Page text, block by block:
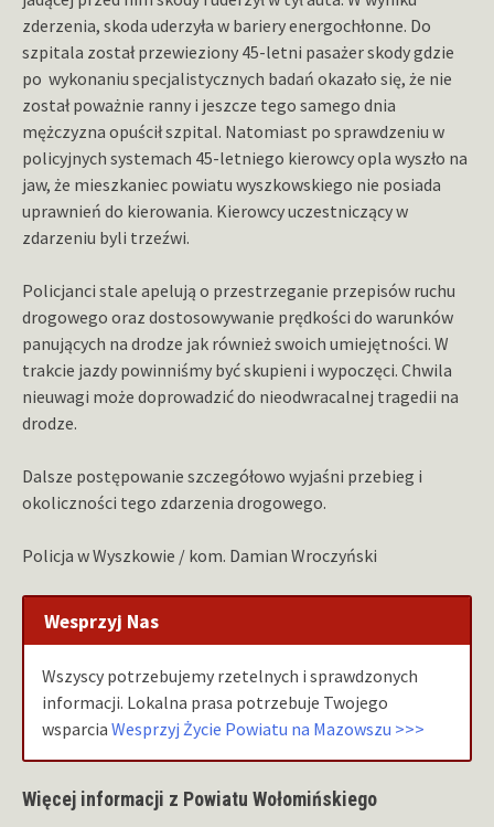
zderzenia, skoda uderzyła w bariery energochłonne. Do
szpitala został przewieziony 45-letni pasażer skody gdzie
po wykonaniu specjalistycznych badań okazało się, że nie
został poważnie ranny i jeszcze tego samego dnia
mężczyzna opuścił szpital. Natomiast po sprawdzeniu w
policyjnych systemach 45-letniego kierowcy opla wyszło na
jaw, że mieszkaniec powiatu wyszkowskiego nie posiada
uprawnień do kierowania. Kierowcy uczestniczący w
zdarzeniu byli trzeźwi.
Policjanci stale apelują o przestrzeganie przepisów ruchu
drogowego oraz dostosowywanie prędkości do warunków
panujących na drodze jak również swoich umiejętności. W
trakcie jazdy powinniśmy być skupieni i wypoczęci. Chwila
nieuwagi może doprowadzić do nieodwracalnej tragedii na
drodze.
Dalsze postępowanie szczegółowo wyjaśni przebieg i
okoliczności tego zdarzenia drogowego.
Policja w Wyszkowie / kom. Damian Wroczyński
Wesprzyj Nas
Wszyscy potrzebujemy rzetelnych i sprawdzonych
informacji. Lokalna prasa potrzebuje Twojego
wsparcia Wesprzyj Życie Powiatu na Mazowszu >>>
Więcej informacji z Powiatu Wołomińskiego